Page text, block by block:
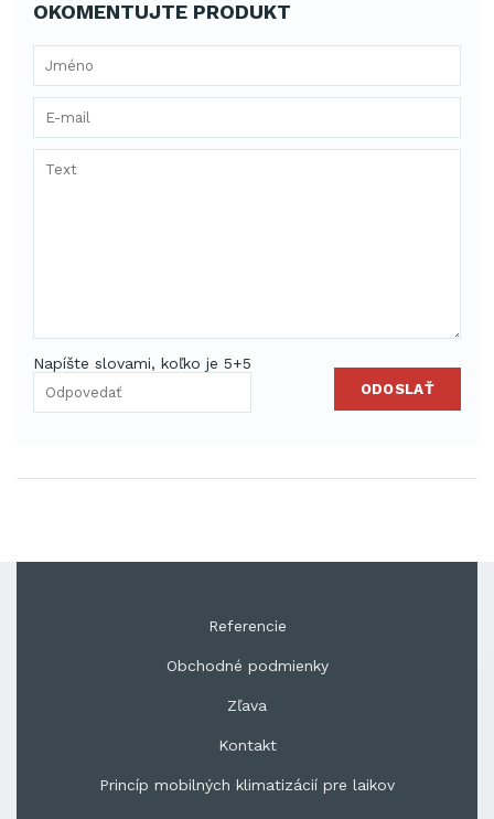
OKOMENTUJTE PRODUKT
Napíšte slovami, koľko je 5+5
ODOSLAŤ
Referencie
Obchodné podmienky
Zľava
Kontakt
Princíp mobilných klimatizácií pre laikov